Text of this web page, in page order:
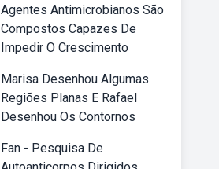
Agentes Antimicrobianos São
Compostos Capazes De
Impedir O Crescimento
Marisa Desenhou Algumas
Regiões Planas E Rafael
Desenhou Os Contornos
Fan - Pesquisa De